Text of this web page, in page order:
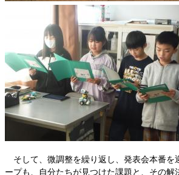
そして、微調整を繰り返し、発表会本番を
ープも、自分たちが見つけた課題と、その解